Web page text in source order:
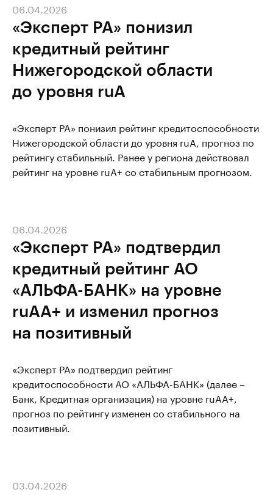
«Эксперт РА» понизил
кредитный рейтинг
Нижегородской области
до уровня ruА
06.04.2026
«Эксперт РА» понизил рейтинг кредитоспособности
Нижегородской области до уровня ruА, прогноз по
рейтингу стабильный. Ранее у региона действовал
рейтинг на уровне ruA+ со стабильным прогнозом.
«Эксперт РА» подтвердил
кредитный рейтинг АО
«АЛЬФА-БАНК» на уровне
ruAA+ и изменил прогноз
на позитивный
06.04.2026
«Эксперт РА» подтвердил рейтинг
кредитоспособности АО «АЛЬФА-БАНК» (далее –
Банк, Кредитная организация) на уровне ruAA+,
прогноз по рейтингу изменен со стабильного на
позитивный.
03.04.2026